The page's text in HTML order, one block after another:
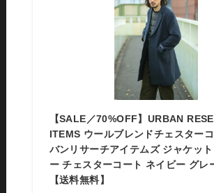
【SALE／70%OFF】URBAN
ITEMS ウールブレンドチェスター
バンリサーチアイテムズ ジャケッ
ー チェスターコート ネイビー グレ
【送料無料】